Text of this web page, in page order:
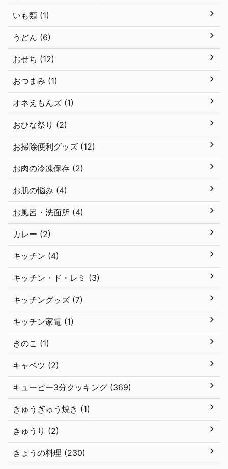
いも類 (1)
うどん (6)
おせち (12)
おつまみ (1)
オネえもんズ (1)
おひな祭り (2)
お掃除便利グッズ (12)
お肉の冷凍保存 (2)
お肌の悩み (4)
お風呂・洗面所 (4)
カレー (2)
キッチン (4)
キッチン・ド・レミ (3)
キッチングッズ (7)
キッチン家電 (1)
きのこ (1)
キャベツ (2)
キューピー3分クッキング (369)
ぎゅうぎゅう焼き (1)
きゅうり (2)
きょうの料理 (230)